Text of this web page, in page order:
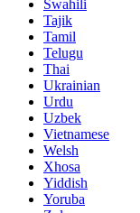
Swahili
Tajik
Tamil
Telugu
Thai
Ukrainian
Urdu
Uzbek
Vietnamese
Welsh
Xhosa
Yiddish
Yoruba